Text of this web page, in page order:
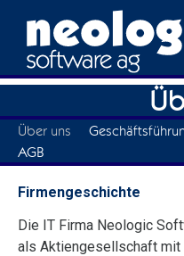
Über uns
AGB
Firmengeschichte
Die IT Firma Neologic
als Aktiengesellschaft mit